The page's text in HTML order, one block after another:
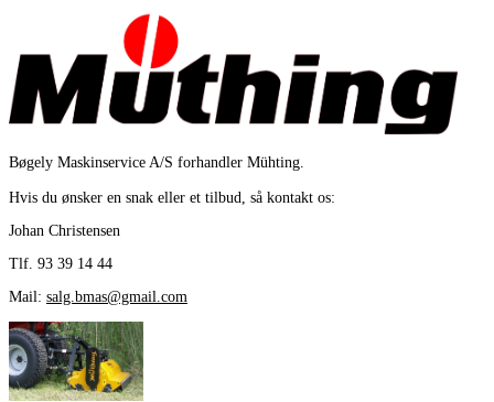
Bøgely Maskinservice A/S forhandler Mühting.
Hvis du ønsker en snak eller et tilbud, så kontakt os:
Johan Christensen
Tlf. 93 39 14 44
Mail: salg.bmas@gmail.com